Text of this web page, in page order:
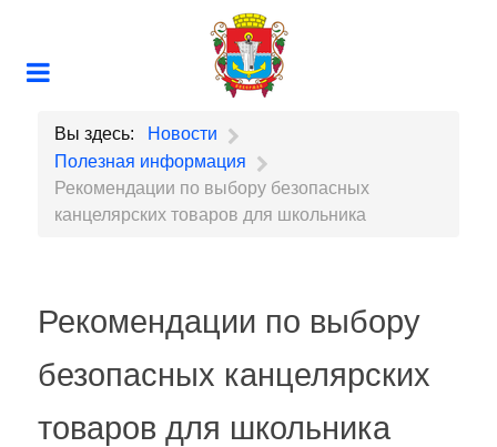
Вы здесь:
Новости
Полезная информация
Рекомендации по выбору безопасных
канцелярских товаров для школьника
Рекомендации по выбору
безопасных канцелярских
товаров для школьника